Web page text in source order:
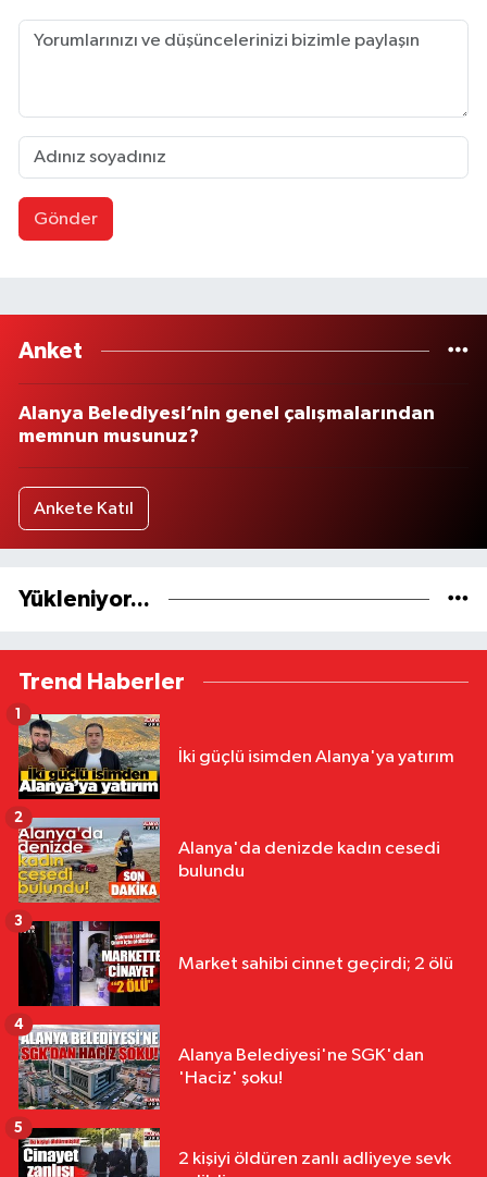
Gönder
Anket
Alanya Belediyesi’nin genel çalışmalarından
memnun musunuz?
Ankete Katıl
Yükleniyor...
Trend Haberler
İki güçlü isimden Alanya'ya yatırım
1
Alanya'da denizde kadın cesedi
bulundu
2
Market sahibi cinnet geçirdi; 2 ölü
3
Alanya Belediyesi'ne SGK'dan
'Haciz' şoku!
4
2 kişiyi öldüren zanlı adliyeye sevk
5